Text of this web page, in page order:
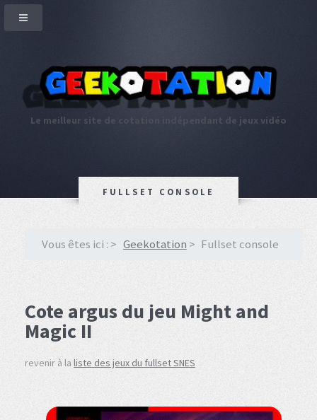
Le meilleur site de cotation indépendant de jeux vidéo
FULLSET CONSOLE
Vous êtes ici : Geekotation Fullset console
Cote argus du jeu Might and
Magic II
revenir à la liste des jeux du fullset SNES